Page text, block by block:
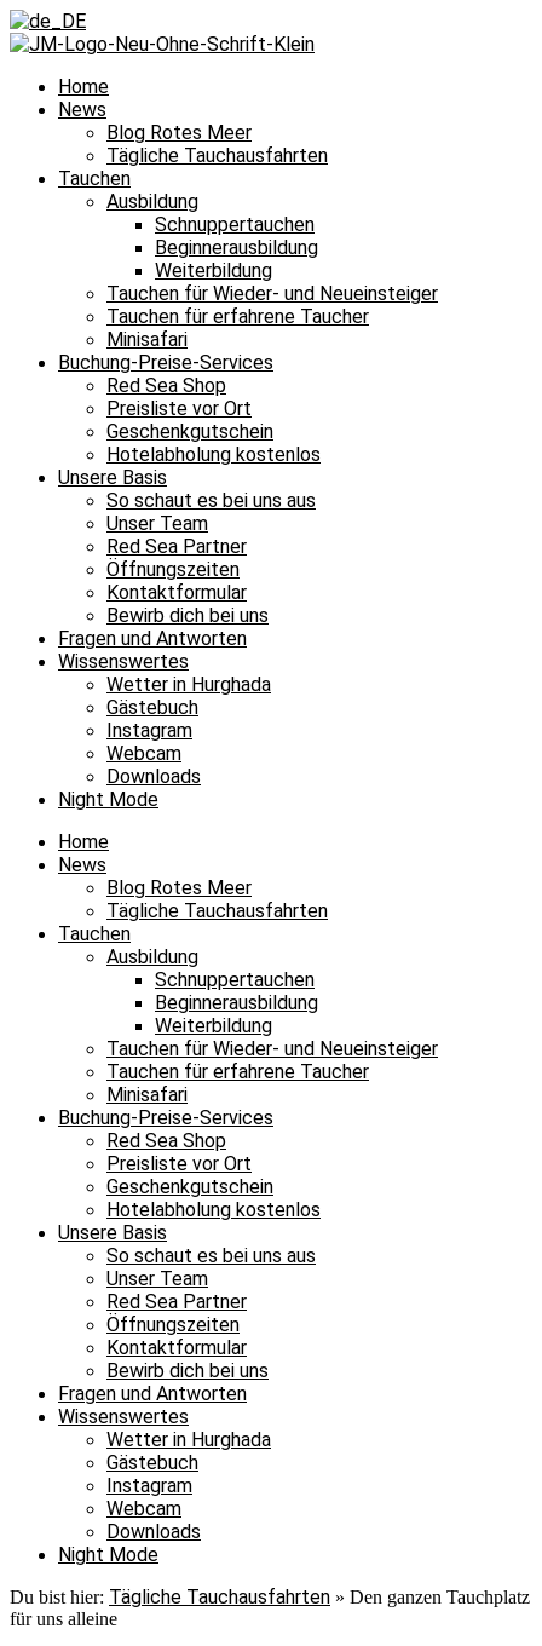
Home
News
Blog Rotes Meer
Tägliche Tauchausfahrten
Tauchen
Ausbildung
Schnuppertauchen
Beginnerausbildung
Weiterbildung
Tauchen für Wieder- und Neueinsteiger
Tauchen für erfahrene Taucher
Minisafari
Buchung-Preise-Services
Red Sea Shop
Preisliste vor Ort
Geschenkgutschein
Hotelabholung kostenlos
Unsere Basis
So schaut es bei uns aus
Unser Team
Red Sea Partner
Öffnungszeiten
Kontaktformular
Bewirb dich bei uns
Fragen und Antworten
Wissenswertes
Wetter in Hurghada
Gästebuch
Instagram
Webcam
Downloads
Night Mode
Home
News
Blog Rotes Meer
Tägliche Tauchausfahrten
Tauchen
Ausbildung
Schnuppertauchen
Beginnerausbildung
Weiterbildung
Tauchen für Wieder- und Neueinsteiger
Tauchen für erfahrene Taucher
Minisafari
Buchung-Preise-Services
Red Sea Shop
Preisliste vor Ort
Geschenkgutschein
Hotelabholung kostenlos
Unsere Basis
So schaut es bei uns aus
Unser Team
Red Sea Partner
Öffnungszeiten
Kontaktformular
Bewirb dich bei uns
Fragen und Antworten
Wissenswertes
Wetter in Hurghada
Gästebuch
Instagram
Webcam
Downloads
Night Mode
Du bist hier: Tägliche Tauchausfahrten » Den ganzen Tauchplatz
für uns alleine